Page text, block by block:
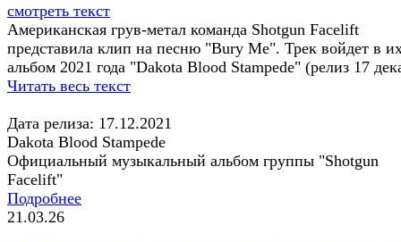
смотреть текст
Американская грув-метал команда Shotgun Facelift
представила клип на песню "Bury Me". Трек войдет в
альбом 2021 года "Dakota Blood Stampede" (релиз 17
Читать весь текст
Дата релиза: 17.12.2021
Dakota Blood Stampede
Официальный музыкальный альбом группы "Shotgun
Facelift"
Подробнее
21.03.26